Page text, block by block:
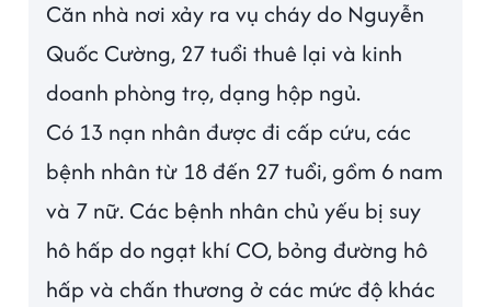
Căn nhà nơi xảy ra vụ cháy do Nguyễn
Quốc Cường, 27 tuổi thuê lại và kinh
doanh phòng trọ, dạng hộp ngủ.
Có 13 nạn nhân được đi cấp cứu, các
bệnh nhân từ 18 đến 27 tuổi, gồm 6 nam
và 7 nữ. Các bệnh nhân chủ yếu bị suy
hô hấp do ngạt khí CO, bỏng đường hô
hấp và chấn thương ở các mức độ khác